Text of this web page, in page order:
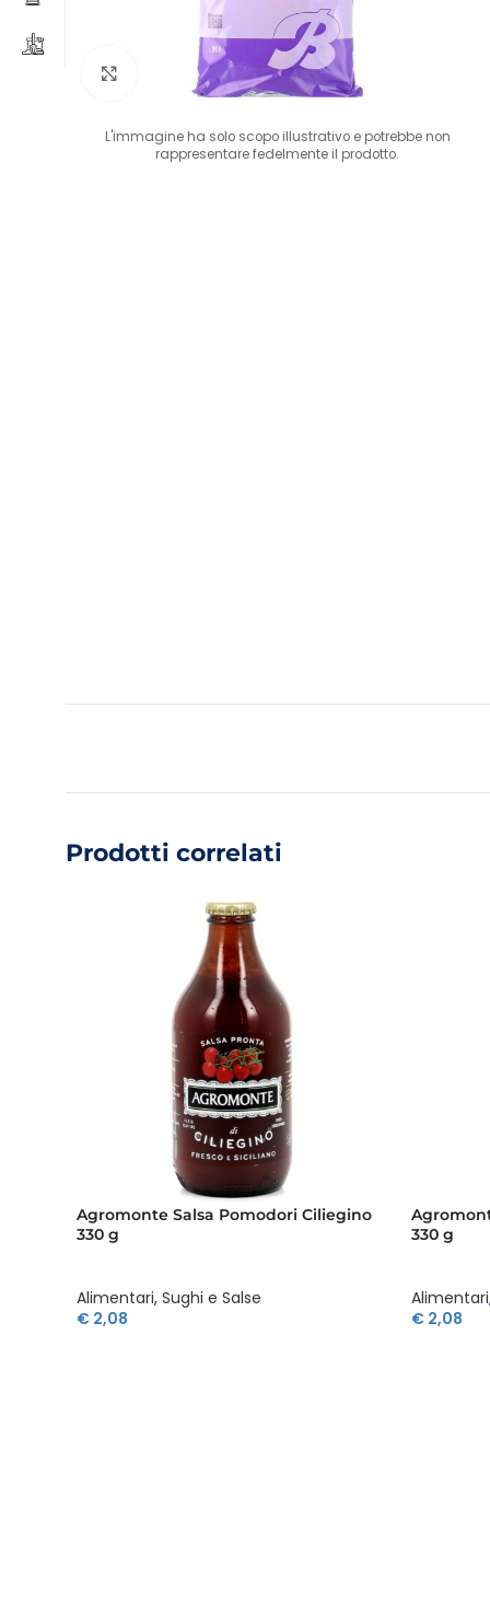
Clicca per ingrandire
L'immagine ha solo scopo illustrativo e potrebbe non
rappresentare fedelmente il prodotto.
Prodotti correlati
Agromonte Salsa Pomodori Ciliegino
330 g
Alimentari, Sughi e Salse
€ 2,08
330 g
Alimentari
€2,08